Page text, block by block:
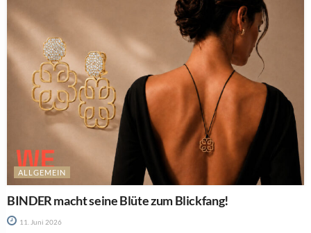
ALLGEMEIN
BINDER macht seine Blüte zum Blickfang!
11. Juni 2026